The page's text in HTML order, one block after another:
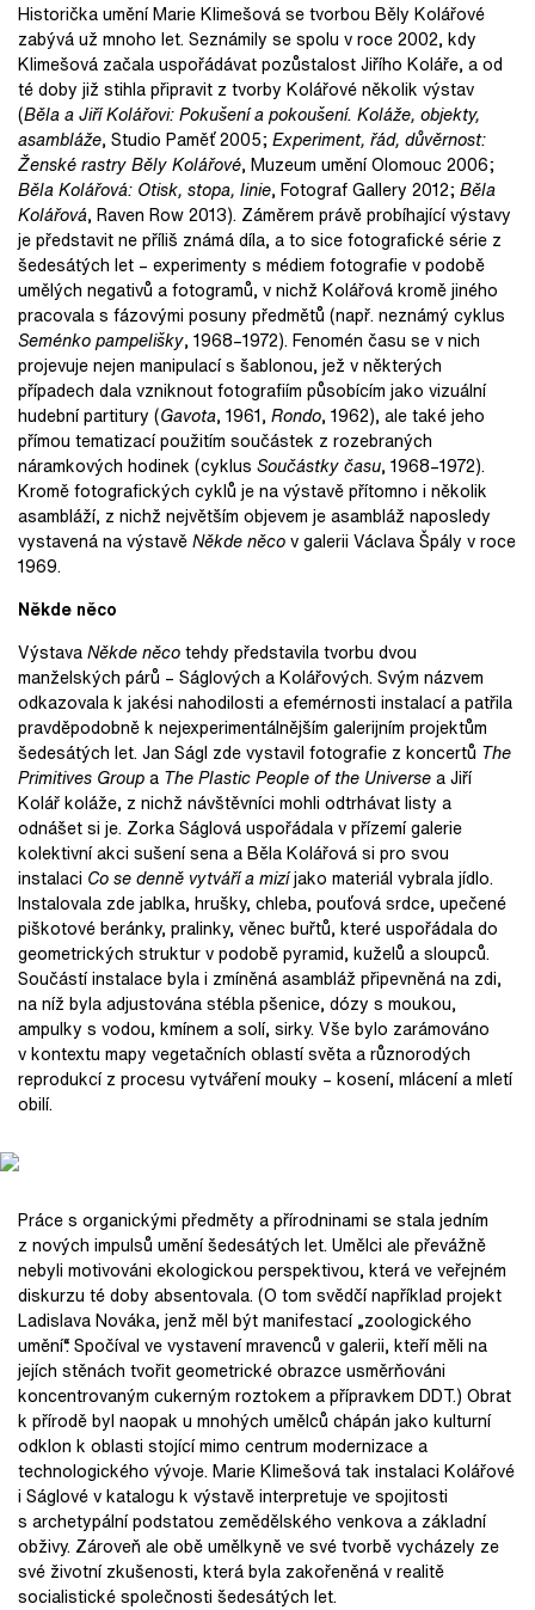
Historička umění Marie Klimešová se tvorbou Běly Kolářové
zabývá už mnoho let. Seznámily se spolu v roce 2002, kdy
Klimešová začala uspořádávat pozůstalost Jiřího Koláře, a od
té doby již stihla připravit z tvorby Kolářové několik výstav
(Běla a Jiří Kolářovi: Pokušení a pokoušení. Koláže, objekty,
asambláže, Studio Paměť 2005; Experiment, řád, důvěrnost:
Ženské rastry Běly Kolářové, Muzeum umění Olomouc 2006;
Běla Kolářová: Otisk, stopa, linie, Fotograf Gallery 2012; Běla
Kolářová, Raven Row 2013). Záměrem právě probíhající výstavy
je představit ne příliš známá díla, a to sice fotografické série z
šedesátých let – experimenty s médiem fotografie v podobě
umělých negativů a fotogramů, v nichž Kolářová kromě jiného
pracovala s fázovými posuny předmětů (např. neznámý cyklus
Seménko pampelišky, 1968–1972). Fenomén času se v nich
projevuje nejen manipulací s šablonou, jež v některých
případech dala vzniknout fotografiím působícím jako vizuální
hudební partitury (Gavota, 1961, Rondo, 1962), ale také jeho
přímou tematizací použitím součástek z rozebraných
náramkových hodinek (cyklus Součástky času, 1968–1972).
Kromě fotografických cyklů je na výstavě přítomno i několik
asambláží, z nichž největším objevem je asambláž naposledy
vystavená na výstavěNěkde něcov galerii Václava Špály v roce
1969.
Někde něco
VýstavaNěkde něcotehdy představila tvorbu dvou
manželských párů – Ságlových a Kolářových. Svým názvem
odkazovala k jakési nahodilosti a efemérnosti instalací a patřila
pravděpodobně k nejexperimentálnějším galerijním projektům
šedesátých let. Jan Ságl zde vystavil fotografie z koncertů The
Primitives Groupa The Plastic People of the Universea Jiří
Kolář koláže, z nichž návštěvníci mohli odtrhávat listy a
odnášet si je. Zorka Ságlová uspořádala v přízemí galerie
kolektivní akci sušení sena a Běla Kolářová si pro svou
instalaci Co se denně vytváří a mizíjako materiál vybrala jídlo.
Instalovala zde jablka, hrušky, chleba, pouťová srdce, upečené
piškotové beránky, pralinky, věnec buřtů, které uspořádala do
geometrických struktur v podobě pyramid, kuželů a sloupců.
Součástí instalace byla i zmíněná asambláž připevněná na zdi,
na níž byla adjustována stébla pšenice, dózy s moukou,
ampulky s vodou, kmínem a solí, sirky. Vše bylo zarámováno
v kontextu mapy vegetačních oblastí světa a různorodých
reprodukcí z procesu vytváření mouky – kosení, mlácení a mletí
obilí.
Práce s organickými předměty a přírodninami se stala jedním
z nových impulsů umění šedesátých let. Umělci ale převážně
nebyli motivováni ekologickou perspektivou, která ve veřejném
diskurzu té doby absentovala. (O tom svědčí například projekt
Ladislava Nováka, jenž měl být manifestací „zoologického
umění“. Spočíval ve vystavení mravenců v galerii, kteří měli na
jejích stěnách tvořit geometrické obrazce usměrňováni
koncentrovaným cukerným roztokem a přípravkem DDT.) Obrat
k přírodě byl naopak u mnohých umělců chápán jako kulturní
odklon k oblasti stojící mimo centrum modernizace a
technologického vývoje. Marie Klimešová tak instalaci Kolářové
i Ságlové v katalogu k výstavě interpretuje ve spojitosti
s archetypální podstatou zemědělského venkova a základní
obživy. Zároveň ale obě umělkyně ve své tvorbě vycházely ze
své životní zkušenosti, která byla zakořeněná v realitě
socialistické společnosti šedesátých let.